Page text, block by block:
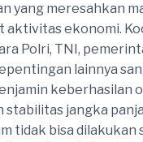
yang meresahkan
aktivitas ekonomi.
Polri, TNI,
lainnya
keberhasilan
jangka
tidak bisa dilakukan